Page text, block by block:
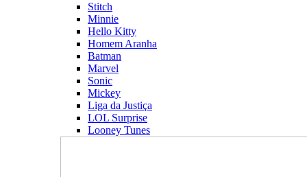
Stitch
Minnie
Hello Kitty
Homem Aranha
Batman
Marvel
Sonic
Mickey
Liga da Justiça
LOL Surprise
Looney Tunes